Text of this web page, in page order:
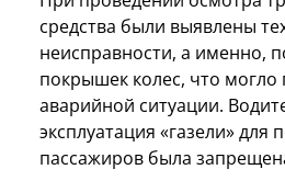
средства были выявлены
неисправности, а именно,
покрышек колес, что могло
аварийной ситуации.
эксплуатация «газели» для
пассажиров была